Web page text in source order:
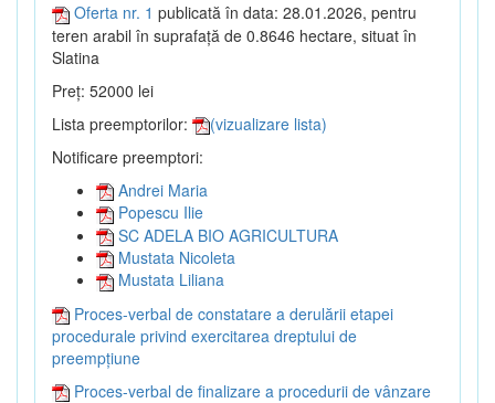
Oferta nr. 1 publicată în data: 28.01.2026, pentru
teren arabil în suprafață de 0.8646 hectare, situat în
Slatina
Preț: 52000 lei
Lista preemptorilor:
(vizualizare lista)
Notificare preemptori:
Andrei Maria
Popescu Ilie
SC ADELA BIO AGRICULTURA
Mustata Nicoleta
Mustata Liliana
Proces-verbal de constatare a derulării etapei
procedurale privind exercitarea dreptului de
preempțiune
Proces-verbal de finalizare a procedurii de vânzare